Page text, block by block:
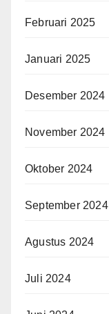
Februari 2025
Januari 2025
Desember 2024
November 2024
Oktober 2024
September 2024
Agustus 2024
Juli 2024